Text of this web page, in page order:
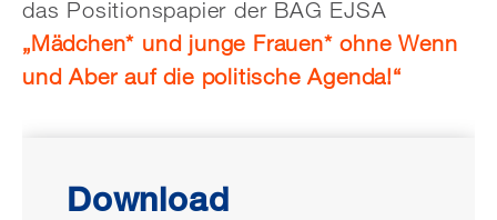
das Positionspapier der BAG EJSA
„Mädchen* und junge Frauen* ohne Wenn
und Aber auf die politische Agenda!“
Download